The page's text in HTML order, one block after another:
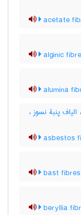
acetate
alginic
alumina
پنبۀ نسوز ،
asbestos
bast fibres
beryllia